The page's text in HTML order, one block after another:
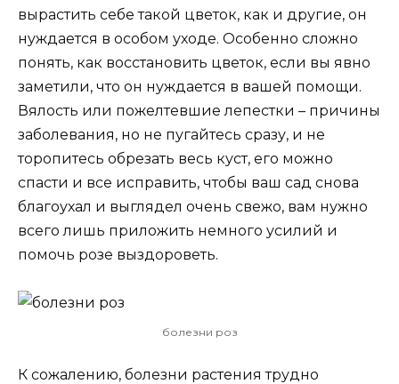
вырастить себе такой цветок, как и другие, он
нуждается в особом уходе. Особенно сложно
понять, как восстановить цветок, если вы явно
заметили, что он нуждается в вашей помощи.
Вялость или пожелтевшие лепестки – причины
заболевания, но не пугайтесь сразу, и не
торопитесь обрезать весь куст, его можно
спасти и все исправить, чтобы ваш сад снова
благоухал и выглядел очень свежо, вам нужно
всего лишь приложить немного усилий и
помочь розе выздороветь.
болезни роз
К сожалению, болезни растения трудно